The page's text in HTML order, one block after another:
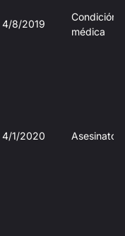
4/8/2019
Condición
médica
4/1/2020 Asesinato